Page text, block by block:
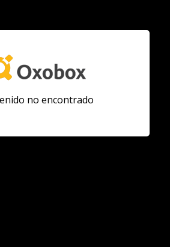
no encontrado